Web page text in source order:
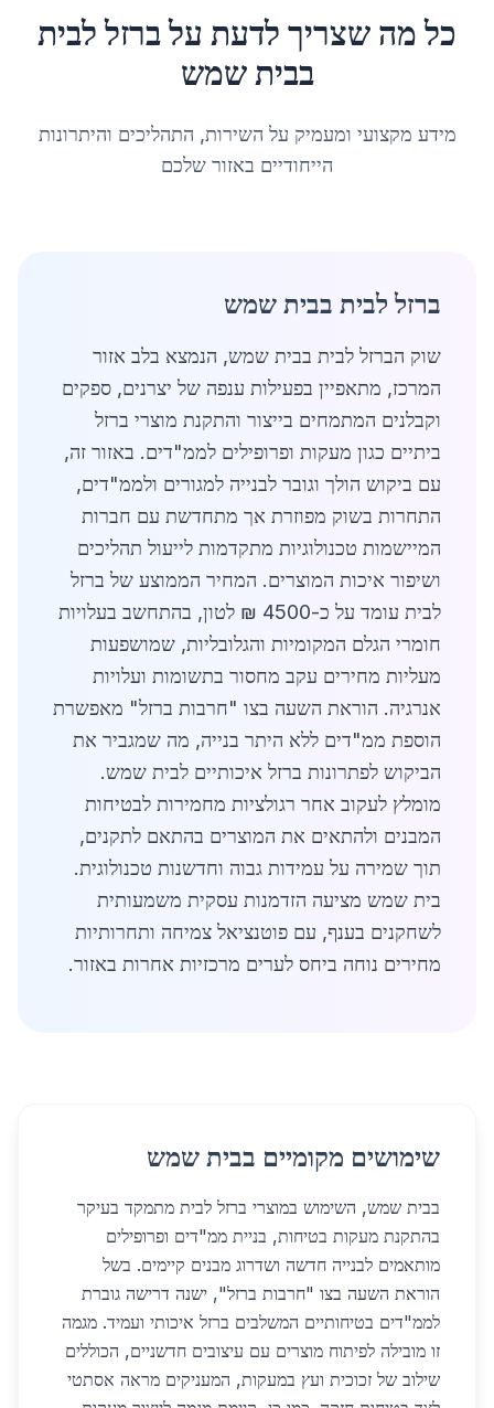
כל מה שצריך לדעת עלברזל לבית
בבית שמש
מידע מקצועי ומעמיק על השירות, התהליכים והיתרונות
הייחודיים באזור שלכם
ברזל לבית בבית שמש
שוק הברזל לבית בבית שמש, הנמצא בלב אזור
המרכז, מתאפיין בפעילות ענפה של יצרנים, ספקים
וקבלנים המתמחים בייצור והתקנת מוצרי ברזל
ביתיים כגון מעקות ופרופילים לממ"דים. באזור זה,
עם ביקוש הולך וגובר לבנייה למגורים ולממ"דים,
התחרות בשוק מפוזרת אך מתחדשת עם חברות
המיישמות טכנולוגיות מתקדמות לייעול תהליכים
ושיפור איכות המוצרים. המחיר הממוצע של ברזל
לבית עומד על כ-4500 ₪ לטון, בהתחשב בעלויות
חומרי הגלם המקומיות והגלובליות, שמושפעות
מעליות מחירים עקב מחסור בתשומות ועלויות
אנרגיה. הוראת השעה בצו "חרבות ברזל" מאפשרת
הוספת ממ"דים ללא היתר בנייה, מה שמגביר את
הביקוש לפתרונות ברזל איכותיים לבית שמש.
מומלץ לעקוב אחר רגולציות מחמירות לבטיחות
המבנים ולהתאים את המוצרים בהתאם לתקנים,
תוך שמירה על עמידות גבוה וחדשנות טכנולוגית.
בית שמש מציעה הזדמנות עסקית משמעותית
לשחקנים בענף, עם פוטנציאל צמיחה ותחרותיות
מחירים נוחה ביחס לערים מרכזיות אחרות באזור.
שימושים מקומיים בבית שמש
בבית שמש, השימוש במוצרי ברזל לבית מתמקד בעיקר
בהתקנת מעקות בטיחות, בניית ממ"דים ופרופילים
מותאמים לבנייה חדשה ושדרוג מבנים קיימים. בשל
הוראת השעה בצו "חרבות ברזל", ישנה דרישה גוברת
לממ"דים בטיחותיים המשלבים ברזל איכותי ועמיד. מגמה
זו מובילה לפיתוח מוצרים עם עיצובים חדשניים, הכוללים
שילוב של זכוכית ועץ במעקות, המעניקים מראה אסתטי